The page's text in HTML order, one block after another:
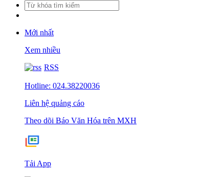
Mới nhất
Xem nhiều
RSS
Hotline: 024.38220036
Liên hệ quảng cáo
Theo dõi Báo Văn Hóa trên MXH
Tải App